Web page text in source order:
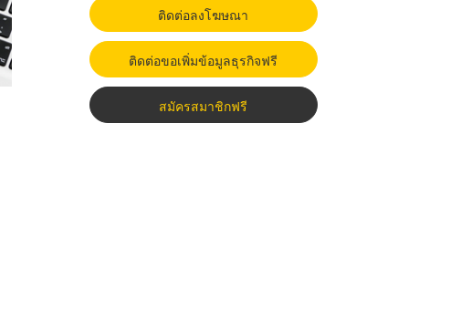
ติดต่อลงโฆษณา
ติดต่อขอเพิ่มข้อมูลธุรกิจฟรี
สมัครสมาชิกฟรี